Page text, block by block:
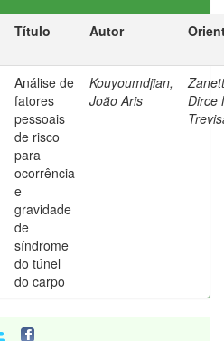
Título Autor
Análise de
fatores
pessoais
de risco
para
ocorrência
e
gravidade
de
síndrome
do túnel
do carpo
Kouyoumdjian,
João Aris
Dirce